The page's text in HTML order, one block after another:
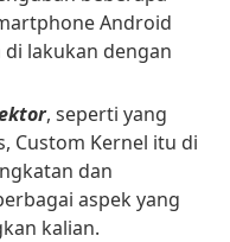
Android
lakukan dengan
, seperti yang
Custom Kernel itu di
dan
aspek yang
kalian.